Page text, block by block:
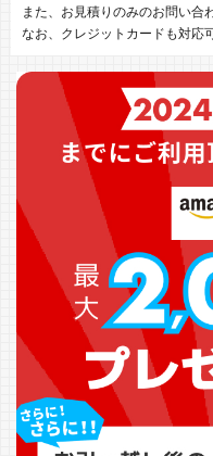
また、お見積りのみのお問い合
なお、クレジットカードも対応